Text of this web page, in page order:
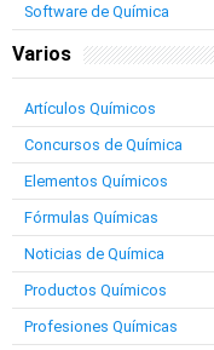
Software de Química
Varios
Artículos Químicos
Concursos de Química
Elementos Químicos
Fórmulas Químicas
Noticias de Química
Productos Químicos
Profesiones Químicas